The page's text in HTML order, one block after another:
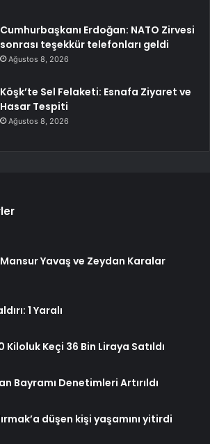
Cumhurbaşkanı Erdoğan: NATO Zirvesi
sonrası teşekkür telefonları geldi
Ağustos 8, 2026
Köşk’te Sel Felaketi: Esnafa Ziyaret ve
Hasar Tespiti
Ağustos 8, 2026
Yavaş ve Zeydan Karalar
1 Yaralı
Kiloluk Keçi 36 Bin Liraya Satıldı
Bayramı Denetimleri Artırıldı
düşen kişi yaşamını yitirdi